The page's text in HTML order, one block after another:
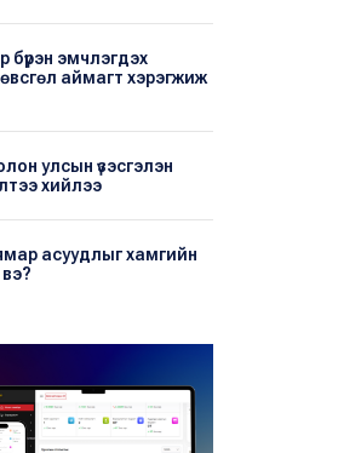
бүрэн эмчлэгдэх
аймагт хэрэгжиж
улсын үзэсгэлэн
хийлээ
асуудлыг хамгийн
вэ?